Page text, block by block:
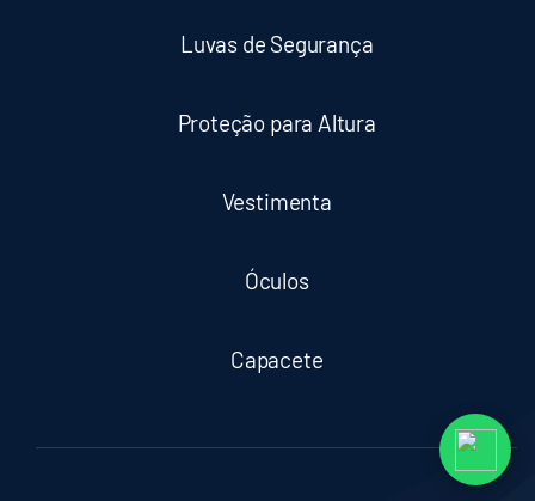
Luvas de Segurança
Proteção para Altura
Vestimenta
Óculos
Capacete